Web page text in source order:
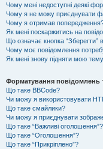
Чому мені недоступні деякі
Чому я не можу приєднувати
Чому я отримав
Як мені поскаржитись на
Що означає кнопка
Чому моє повідомлення
Як мені знову підняти мою
Форматування повідомлень
Що таке BBCode?
Чи можу я використовувати
Що таке смайлики?
Чи можу я приєднувати
Що таке “Важливі оголошення”?
Що таке “Оголошення”?
Що таке “Прикріплено”?